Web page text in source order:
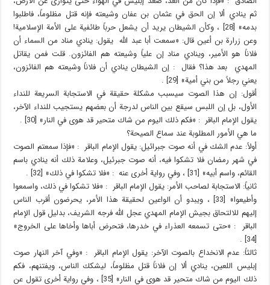
ثم ينادي ألا إن الحق في عثمان بن عفان وشيعته فإنه قتل مظلوماً، فاطلبوا
بدمه» [28] ، وكأن الشيطان يريد أن يشعل حرباً طائفية على الأمة الإسلامية!
وعن زرارة بن أعين قال: «سمعت أبا عبد الله يقول: ينادي مناد من السماء أن
فلاناً هو الأمير، وينادي مناد إن علياً وشيعته هم الفائزون. قلت فمن يقاتل
المهدي بعد هذا؟ فقال : إن الشيطان ينادي أن فلاناً وشيعته هم الفائزون،
يعني رجلاً من بني أمية» [29] .
أقول: إن هذا الصوت سيسبب مشكلة حقيقة في الاستجابة السريعة للنداء
الأول، بل إن اللبس سيقع بين الناس لدرجة أن بعضهم يستجيب للنداء الآخر،
يقول الإمام الباقر : «فكم ذلك اليوم من شاك متحير قد هوى في النار» [30] .
ما هي الأمور المطلوبة عند سماع الصيحة؟
أولاً: عدم الشك في أنه صوت جبرائيل: يقول الإمام الباقر : «فإذا سمعتم الصوت
في شهر رمضان فلا تشكوا فيه، أنه صوت جبرئيل، وعلامة ذلك أنه ينادي باسم
القائم، واسم أبيه» [31] ، وفي رواية أخرى عنه : «فلا تشكوا في ذلك» [32] .
ثانياً: الاستجابة لصاحب الأمر: يقول الإمام الباقر : «فلا تشكوا في ذلك، واسمعوا
وأطيعوا» [33] ، ويبدو أن الواعين لحقيقة هذا الأمر، يحرضون أقرب الناس
إليهم للالتحاق بجيش الإمام المهدي عجل الله فرجه الشريف، بدليل قول الإمام
الباقر : «حتى تسمعه العذراء في خدرها، فتحرض أباها وأخاها على الخروج»
[34] .
ثالثاً: عدم الانخداع بالصوت الآخر: يقول الإمام الباقر : «وفي آخر النهار صوت
إبليس اللعين، ينادي ألا إن فلاناً قتل مظلوماً، ليشكك الناس، ويفتنهم، فكم
ذلك اليوم من شاك متحير قد هوى في النار» [35] ، وفي رواية أخرى تقول عن